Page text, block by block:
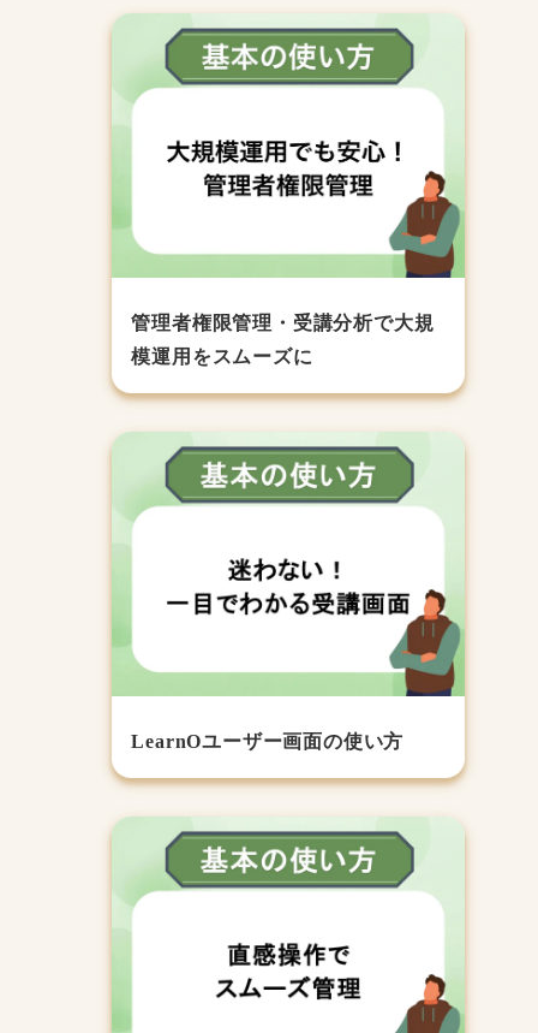
管理者権限管理・受講分析で大規
模運用をスムーズに
LearnOユーザー画面の使い方